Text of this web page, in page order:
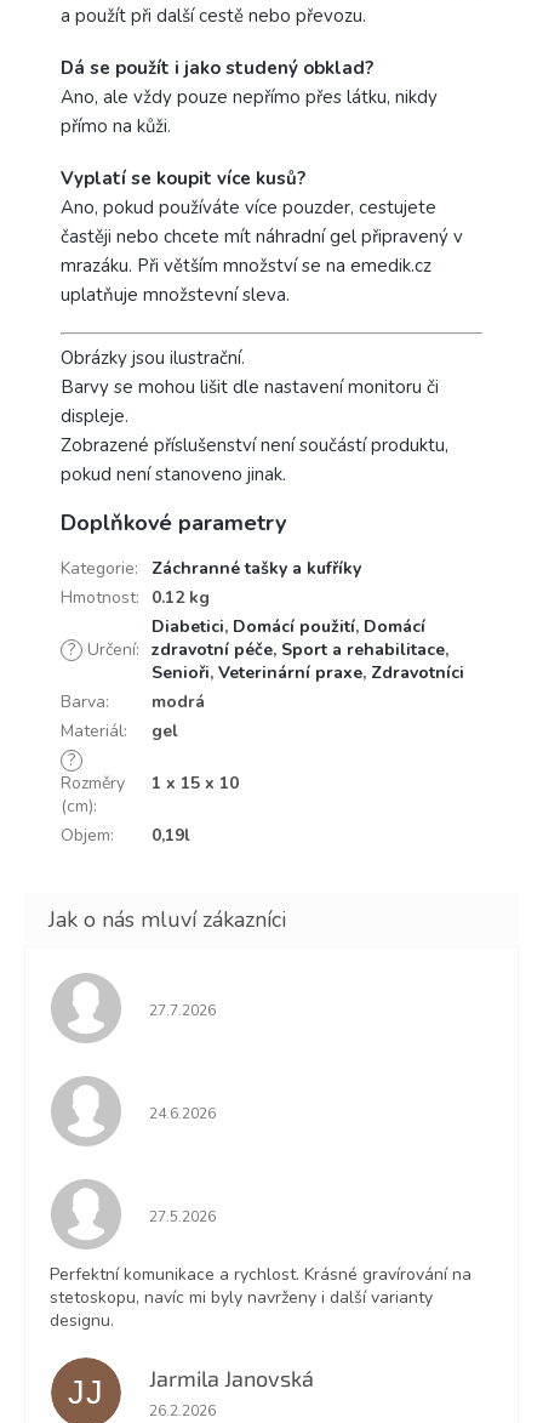
a použít při další cestě nebo převozu.
Dá se použít i jako studený obklad?
Ano, ale vždy pouze nepřímo přes látku, nikdy
přímo na kůži.
Vyplatí se koupit více kusů?
Ano, pokud používáte více pouzder, cestujete
častěji nebo chcete mít náhradní gel připravený v
mrazáku. Při větším množství se na emedik.cz
uplatňuje množstevní sleva.
Obrázky jsou ilustrační.
Barvy se mohou lišit dle nastavení monitoru či
displeje.
Zobrazené příslušenství není součástí produktu,
pokud není stanoveno jinak.
Doplňkové parametry
Kategorie:
Záchranné tašky a kufříky
Hmotnost: 0.12 kg
? Určení:
Diabetici, Domácí použití, Domácí
zdravotní péče, Sport a rehabilitace,
Senioři, Veterinární praxe, Zdravotníci
Barva:
modrá
Materiál:
gel
?
Rozměry
(cm):
1 x 15 x 10
Objem: 0,19l
Hodnocení obchodu je 5 z 5 hvězdiček.
27.7.2026
Hodnocení obchodu je 5 z 5 hvězdiček.
24.6.2026
Hodnocení obchodu je 5 z 5 hvězdiček.
27.5.2026
Perfektní komunikace a rychlost. Krásné gravírování na
stetoskopu, navíc mi byly navrženy i další varianty
designu.
JJ Jarmila Janovská
Hodnocení obchodu je 5 z 5 hvězdiček.
26.2.2026